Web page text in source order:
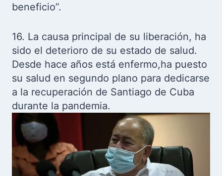
beneficio”.
16. La causa principal de su liberación, ha
sido el deterioro de su estado de salud.
Desde hace años está enfermo,ha puesto
su salud en segundo plano para dedicarse
a la recuperación de Santiago de Cuba
durante la pandemia.